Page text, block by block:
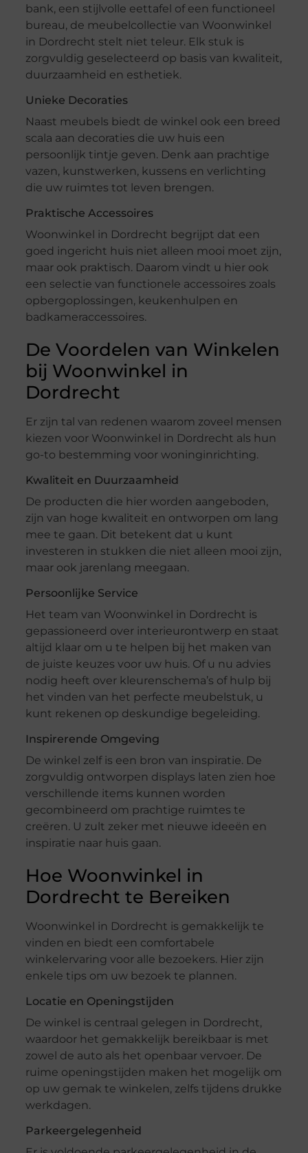
bank, een stijlvolle eettafel of een functioneel
bureau, de meubelcollectie van Woonwinkel
in Dordrecht stelt niet teleur. Elk stuk is
zorgvuldig geselecteerd op basis van kwaliteit,
duurzaamheid en esthetiek.
Unieke Decoraties
Naast meubels biedt de winkel ook een breed
scala aan decoraties die uw huis een
persoonlijk tintje geven. Denk aan prachtige
vazen, kunstwerken, kussens en verlichting
die uw ruimtes tot leven brengen.
Praktische Accessoires
Woonwinkel in Dordrecht begrijpt dat een
goed ingericht huis niet alleen mooi moet zijn,
maar ook praktisch. Daarom vindt u hier ook
een selectie van functionele accessoires zoals
opbergoplossingen, keukenhulpen en
badkameraccessoires.
De Voordelen van Winkelen
bij Woonwinkel in
Dordrecht
Er zijn tal van redenen waarom zoveel mensen
kiezen voor Woonwinkel in Dordrecht als hun
go-to bestemming voor woninginrichting.
Kwaliteit en Duurzaamheid
De producten die hier worden aangeboden,
zijn van hoge kwaliteit en ontworpen om lang
mee te gaan. Dit betekent dat u kunt
investeren in stukken die niet alleen mooi zijn,
maar ook jarenlang meegaan.
Persoonlijke Service
Het team van Woonwinkel in Dordrecht is
gepassioneerd over interieurontwerp en staat
altijd klaar om u te helpen bij het maken van
de juiste keuzes voor uw huis. Of u nu advies
nodig heeft over kleurenschema’s of hulp bij
het vinden van het perfecte meubelstuk, u
kunt rekenen op deskundige begeleiding.
Inspirerende Omgeving
De winkel zelf is een bron van inspiratie. De
zorgvuldig ontworpen displays laten zien hoe
verschillende items kunnen worden
gecombineerd om prachtige ruimtes te
creëren. U zult zeker met nieuwe ideeën en
inspiratie naar huis gaan.
Hoe Woonwinkel in
Dordrecht te Bereiken
Woonwinkel in Dordrecht is gemakkelijk te
vinden en biedt een comfortabele
winkelervaring voor alle bezoekers. Hier zijn
enkele tips om uw bezoek te plannen.
Locatie en Openingstijden
De winkel is centraal gelegen in Dordrecht,
waardoor het gemakkelijk bereikbaar is met
zowel de auto als het openbaar vervoer. De
ruime openingstijden maken het mogelijk om
op uw gemak te winkelen, zelfs tijdens drukke
werkdagen.
Parkeergelegenheid